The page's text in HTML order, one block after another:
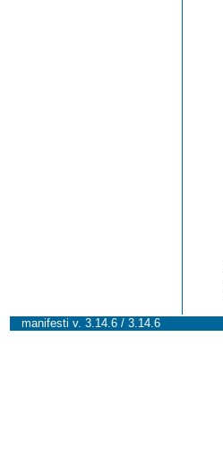
manifesti v. 3.14.6 / 3.14.6